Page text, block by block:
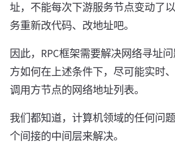
址，不能每次下游服务节点变动了
务重新改代码、改地址吧。
因此，RPC框架需要解决网络寻址
方如何在上述条件下，尽可能实时
调用方节点的网络地址列表。
我们都知道，计算机领域的任何问
个间接的中间层来解决。